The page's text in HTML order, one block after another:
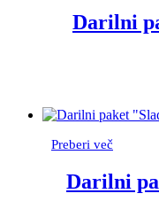
Darilni
Preberi več
Darilni